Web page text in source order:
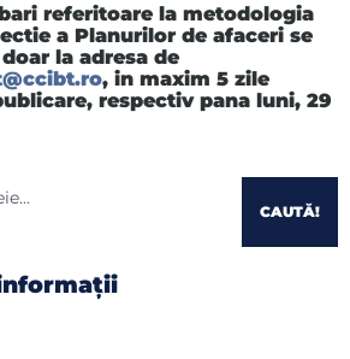
referitoare la metodologia
a Planurilor de afaceri se
la adresa de
, in maxim 5 zile
respectiv pana luni, 29
CAUTĂ!